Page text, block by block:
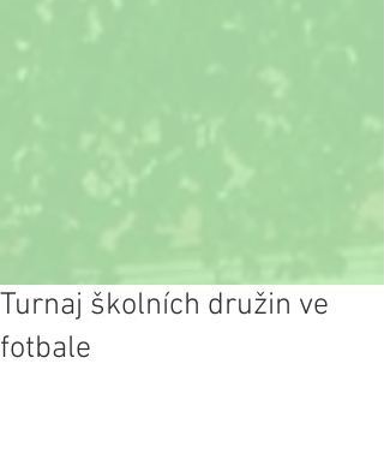
Turnaj školních družin ve
fotbale